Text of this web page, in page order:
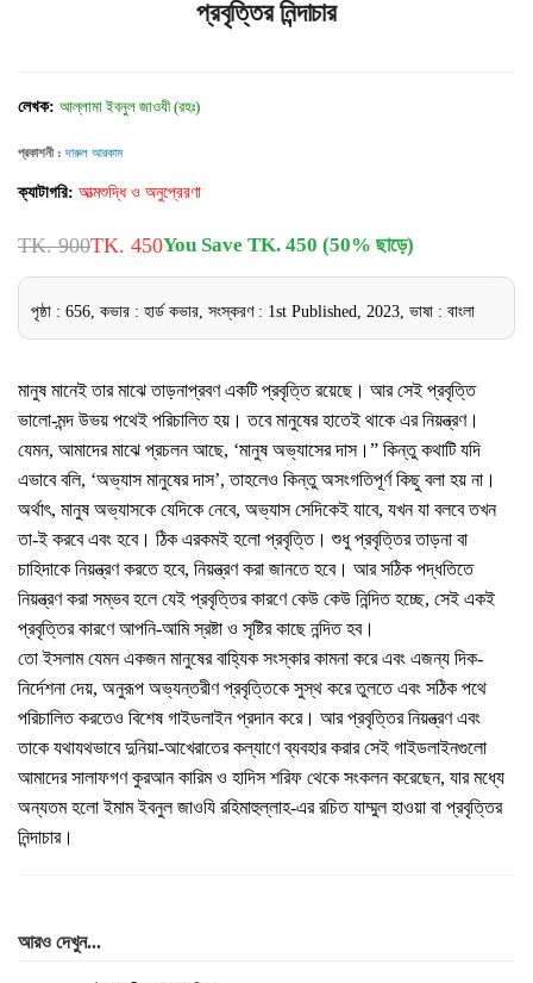
প্রবৃত্তির নিন্দাচার
লেখক: আল্লামা ইবনুল জাওযী (রহঃ)
প্রকাশনী :দারুল আরকাম
ক্যাটাগরি: আত্মশুদ্ধি ও অনুপ্রেরণা
TK. 900TK. 450You Save TK. 450 (50% ছাড়ে)
পৃষ্ঠা : 656, কভার : হার্ড কভার, সংস্করণ : 1st Published, 2023, ভাষা : বাংলা
মানুষ মানেই তার মাঝে তাড়নাপ্রবণ একটি প্রবৃত্তি রয়েছে। আর সেই প্রবৃত্তি
ভালো-মন্দ উভয় পথেই পরিচালিত হয়। তবে মানুষের হাতেই থাকে এর নিয়ন্ত্রণ।
যেমন, আমাদের মাঝে প্রচলন আছে, ‘মানুষ অভ্যাসের দাস।” কিন্তু কথাটি যদি
এভাবে বলি, ‘অভ্যাস মানুষের দাস’, তাহলেও কিন্তু অসংগতিপূর্ণ কিছু বলা হয় না।
অর্থাৎ, মানুষ অভ্যাসকে যেদিকে নেবে, অভ্যাস সেদিকেই যাবে, যখন যা বলবে তখন
তা-ই করবে এবং হবে। ঠিক এরকমই হলো প্রবৃত্তি। শুধু প্রবৃত্তির তাড়না বা
চাহিদাকে নিয়ন্ত্রণ করতে হবে, নিয়ন্ত্রণ করা জানতে হবে। আর সঠিক পদ্ধতিতে
নিয়ন্ত্রণ করা সম্ভব হলে যেই প্রবৃত্তির কারণে কেউ কেউ নিন্দিত হচ্ছে, সেই একই
প্রবৃত্তির কারণে আপনি-আমি স্রষ্টা ও সৃষ্টির কাছে নন্দিত হব।
তো ইসলাম যেমন একজন মানুষের বাহ্যিক সংস্কার কামনা করে এবং এজন্য দিক-
নির্দেশনা দেয়, অনুরূপ অভ্যন্তরীণ প্রবৃত্তিকে সুস্থ করে তুলতে এবং সঠিক পথে
পরিচালিত করতেও বিশেষ গাইডলাইন প্রদান করে। আর প্রবৃত্তির নিয়ন্ত্রণ এবং
তাকে যথাযথভাবে দুনিয়া-আখেরাতের কল্যাণে ব্যবহার করার সেই গাইডলাইনগুলো
আমাদের সালাফগণ কুরআন কারিম ও হাদিস শরিফ থেকে সংকলন করেছেন, যার মধ্যে
অন্যতম হলো ইমাম ইবনুল জাওযি রহিমাহুল্লাহ-এর রচিত যাম্মুল হাওয়া বা প্রবৃত্তির
নিন্দাচার।
আরও দেখুন...